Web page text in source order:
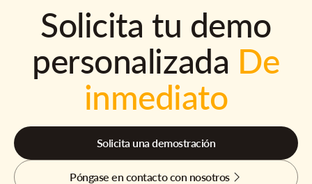
Solicita tu demo
personalizada De
inmediato
Solicita una demostración
Póngase en contacto con nosotros